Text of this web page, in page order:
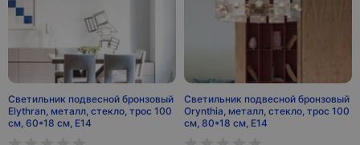
Светильник подвесной бронзовый
Elythran, металл, стекло, трос 100
см, 60*18 см, E14
Светильник подвесной бронзовый
Orynthia, металл, стекло, трос 100
см, 80*18 см, Е14